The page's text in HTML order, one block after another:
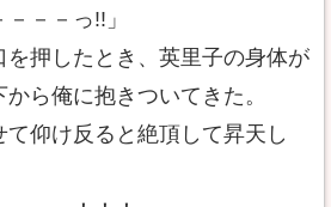
－－－っ!!」
を押したとき、英里子の身体が
ら俺に抱きついてきた。
仰け反ると絶頂して昇天し